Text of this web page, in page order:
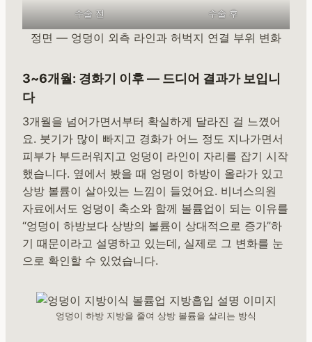
수술 전 수술 후
정면 — 엉덩이 외측 라인과 허벅지 연결 부위 변화
3~6개월: 경화기 이후 — 드디어 결과가 보입니
다
3개월을 넘어가면서부터 확실하게 달라진 걸 느꼈어
요. 붓기가 많이 빠지고 경화가 어느 정도 지나가면서
피부가 부드러워지고 엉덩이 라인이 자리를 잡기 시작
했습니다. 옆에서 봤을 때 엉덩이 하방이 올라가 있고
상방 볼륨이 살아있는 느낌이 들었어요. 비너스의원
자료에서도 엉덩이 축소와 함께 볼륨업이 되는 이유를
“엉덩이 하방보다 상방의 볼륨이 상대적으로 증가”하
기 때문이라고 설명하고 있는데, 실제로 그 변화를 눈
으로 확인할 수 있었습니다.
엉덩이 하방 지방을 줄여 상방 볼륨을 살리는 방식